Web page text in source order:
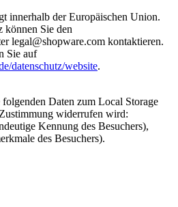
innerhalb der Europäischen Union.
können Sie den
legal@shopware.com kontaktieren.
Sie auf
datenschutz/website.
Daten zum Local Storage
widerrufen wird:
Kennung des Besuchers),
des Besuchers).